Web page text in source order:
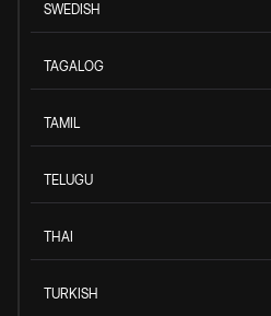
SWEDISH
TAGALOG
TAMIL
TELUGU
THAI
TURKISH